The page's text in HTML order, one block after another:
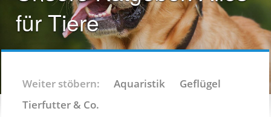
für Tiere
Weiter stöbern: Aquaristik Geflügel
Tierfutter & Co.